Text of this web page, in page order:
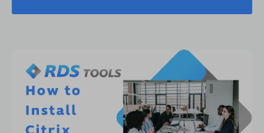
بهترین شیوه‌های امنیتی در حین نصب چیست؟
چگونه می‌توانید امنیت را با RDS-Advanced Security
تقویت کنید؟
فراتر از فضای کاری: حفاظت جامع RDS با مجموعه ابزار